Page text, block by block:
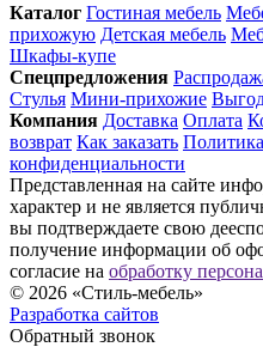
Каталог Гостиная мебель
прихожую Детская мебель
Шкафы-купе
Спец­предложения
Стулья Мини-прихожие
Компания Доставка Оплата
возврат Как заказать Политика
конфиденциальности
Представленная на сайте
характер и не является
вы подтверждаете свою
получение информации об
согласие на обработку
© 2026 «Стиль-мебель»
Разработка сайтов
Обратный звонок